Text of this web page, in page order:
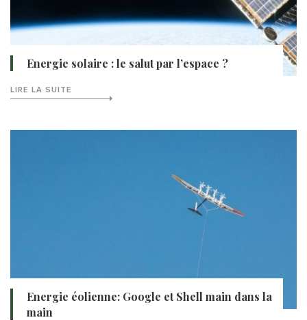
Energie solaire : le salut par l’espace ?
LIRE LA SUITE
Energie éolienne: Google et Shell main dans la
main